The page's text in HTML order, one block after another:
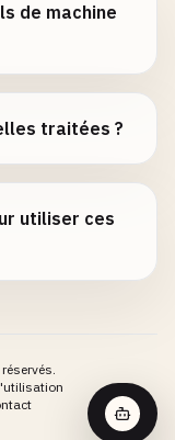
de machine
traitées ?
utiliser ces